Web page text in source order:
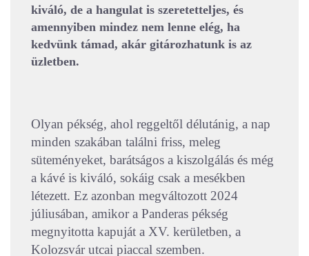
kiváló, de a hangulat is szeretetteljes, és
amennyiben mindez nem lenne elég, ha
kedvünk támad, akár gitározhatunk is az
üzletben.
Olyan pékség, ahol reggeltől délutánig, a nap
minden szakában találni friss, meleg
süteményeket, barátságos a kiszolgálás és még
a kávé is kiváló, sokáig csak a mesékben
létezett. Ez azonban megváltozott 2024
júliusában, amikor a Panderas pékség
megnyitotta kapuját a XV. kerületben, a
Kolozsvár utcai piaccal szemben.